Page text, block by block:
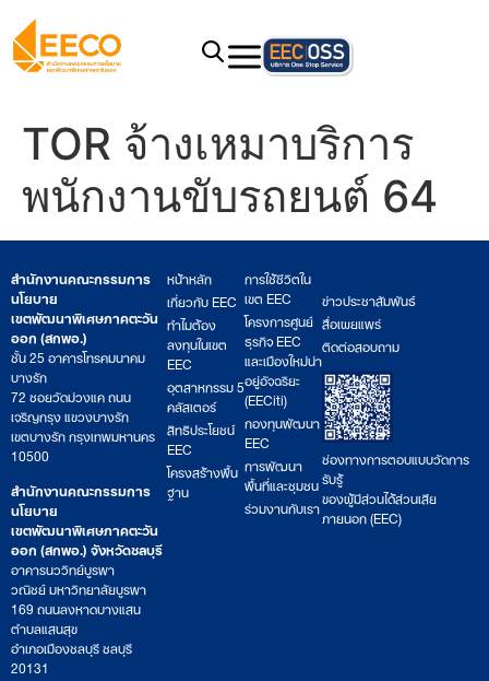
TOR จ้างเหมาบริการ
พนักงานขับรถยนต์ 64
สำนักงานคณะกรรมการ
นโยบาย
เขตพัฒนาพิเศษภาคตะวัน
ออก (สกพอ.)
ชั้น 25 อาคารโทรคมนาคม
บางรัก
72 ซอยวัดม่วงแค ถนน
เจริญกรุง แขวงบางรัก
เขตบางรัก กรุงเทพมหานคร
10500
สำนักงานคณะกรรมการ
นโยบาย
เขตพัฒนาพิเศษภาคตะวัน
ออก (สกพอ.) จังหวัดชลบุรี
อาคารนววิทย์บูรพา
วณิชย์ มหาวิทยาลัยบูรพา
169 ถนนลงหาดบางแสน
ตำบลแสนสุข
อำเภอเมืองชลบุรี ชลบุรี
20131
หน้าหลัก
เกี่ยวกับ EEC
ทำไมต้อง
ลงทุนในเขต
EEC
อุตสาหกรรม 5
คลัสเตอร์
สิทธิประโยชน์
EEC
โครงสร้างพื้น
ฐาน
การใช้ชีวิตใน
เขต EEC
โครงการศูนย์
ธุรกิจ EEC
และเมืองใหม่น่า
อยู่อัจฉริยะ
(EECiti)
กองทุนพัฒนา
EEC
การพัฒนา
พื้นที่และชุมชน
ร่วมงานกับเรา
ข่าวประชาสัมพันธ์
สื่อเผยแพร่
ติดต่อสอบถาม
ช่องทางการตอบแบบวัดการ
รับรู้
ของผู้มีส่วนได้ส่วนเสีย
ภายนอก (EEC)